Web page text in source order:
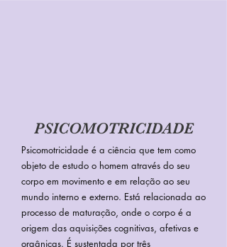
PSICOMOTRICIDADE
Psicomotricidade é a ciência que tem como
objeto de estudo o homem através do seu
corpo em movimento e em relação ao seu
mundo interno e externo. Está relacionada ao
processo de maturação, onde o corpo é a
origem das aquisições cognitivas, afetivas e
orgânicas. É sustentada por três